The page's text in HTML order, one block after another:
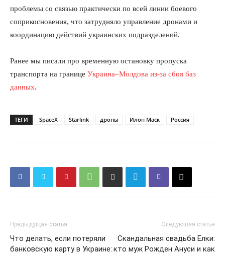
проблемы со связью практически по всей линии боевого
соприкосновения, что затрудняло управление дронами и
координацию действий украинских подразделений.
Ранее мы писали про временную остановку пропуска
транспорта на границе Украина–Молдова из-за сбоя баз
данных.
ТЕГИ SpaceX Starlink дроны Илон Маск Россия
Предыдущая статья
Что делать, если потеряли
банковскую карту в Украине:
Следующая статья
Скандальная свадьба Елки:
кто муж Рожден Ануси и как